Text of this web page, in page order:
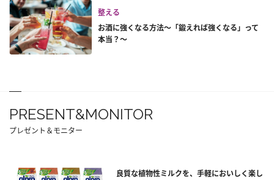
整える
お酒に強くなる方法～「鍛えれば強くなる」って
本当？～
PRESENT&MONITOR
プレゼント＆モニター
良質な植物性ミルクを、手軽においしく楽し